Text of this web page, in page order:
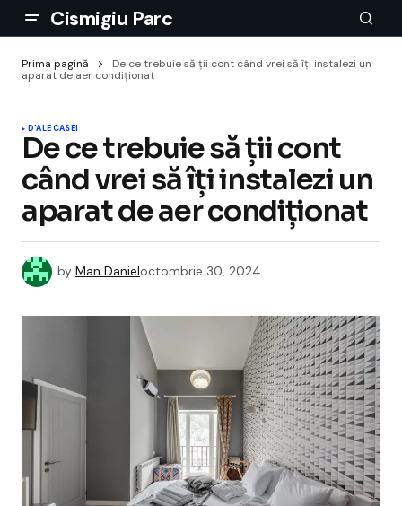
Cismigiu Parc
Prima pagină
De ce trebuie să ții cont când vrei să îți instalezi un
aparat de aer condiționat
D'ALE CASEI
De ce trebuie să ții cont
când vrei să îți instalezi un
aparat de aer condiționat
by Man Danieloctombrie 30, 2024